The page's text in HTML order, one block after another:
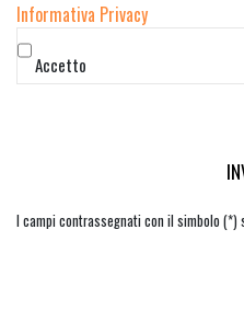
Informativa Privacy
Accetto
I campi contrassegnati con il simbolo (*)